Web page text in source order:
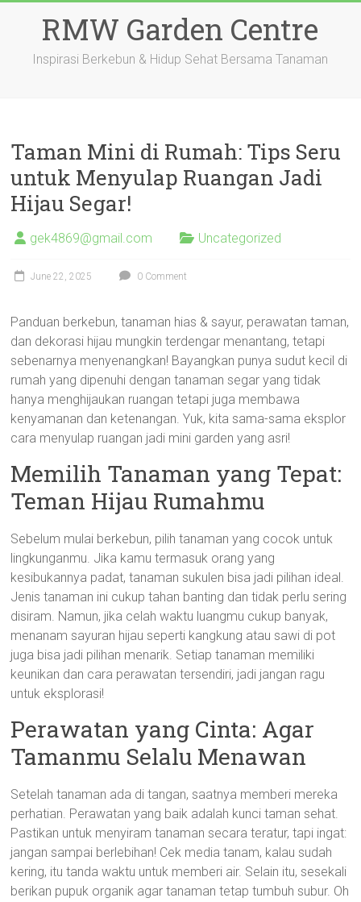
RMW Garden Centre
Inspirasi Berkebun & Hidup Sehat Bersama Tanaman
Taman Mini di Rumah: Tips Seru
untuk Menyulap Ruangan Jadi
Hijau Segar!
gek4869@gmail.com Uncategorized
June 22, 2025 0 Comment
Panduan berkebun, tanaman hias & sayur, perawatan taman,
dan dekorasi hijau mungkin terdengar menantang, tetapi
sebenarnya menyenangkan! Bayangkan punya sudut kecil di
rumah yang dipenuhi dengan tanaman segar yang tidak
hanya menghijaukan ruangan tetapi juga membawa
kenyamanan dan ketenangan. Yuk, kita sama-sama eksplor
cara menyulap ruangan jadi mini garden yang asri!
Memilih Tanaman yang Tepat:
Teman Hijau Rumahmu
Sebelum mulai berkebun, pilih tanaman yang cocok untuk
lingkunganmu. Jika kamu termasuk orang yang
kesibukannya padat, tanaman sukulen bisa jadi pilihan ideal.
Jenis tanaman ini cukup tahan banting dan tidak perlu sering
disiram. Namun, jika celah waktu luangmu cukup banyak,
menanam sayuran hijau seperti kangkung atau sawi di pot
juga bisa jadi pilihan menarik. Setiap tanaman memiliki
keunikan dan cara perawatan tersendiri, jadi jangan ragu
untuk eksplorasi!
Perawatan yang Cinta: Agar
Tamanmu Selalu Menawan
Setelah tanaman ada di tangan, saatnya memberi mereka
perhatian. Perawatan yang baik adalah kunci taman sehat.
Pastikan untuk menyiram tanaman secara teratur, tapi ingat:
jangan sampai berlebihan! Cek media tanam, kalau sudah
kering, itu tanda waktu untuk memberi air. Selain itu, sesekali
berikan pupuk organik agar tanaman tetap tumbuh subur. Oh